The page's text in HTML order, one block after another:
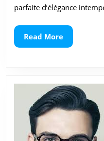
parfaite d’élégance
Read MoreRead
More